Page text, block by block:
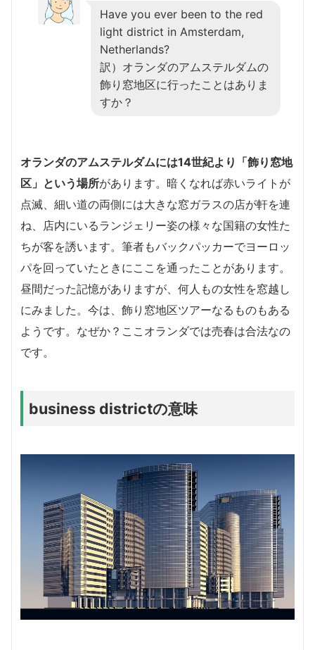
Have you ever been to the red
light district in Amsterdam,
Netherlands?
訳）オランダのアムステルダムの
飾り窓地区に行ったことはありま
すか？
オランダのアムステルダムには14世紀より「飾り窓地
区」という場所があります。暗くなれば赤いライトが
点滅、細い道の両側には大きな窓ガラスの店が軒を連
ね、店内にいるランジェリー姿の様々な国籍の女性た
ちが客を誘います。筆者もバックパッカーでヨーロッ
パを回っていたときにここを通ったことがあります。
昼間だった記憶がありますが、何人もの女性を窓越し
にみました。今は、飾り窓地区ツアーなるものもある
ようです。なぜか？ここオランダでは売春は合法なの
です。
business districtの意味